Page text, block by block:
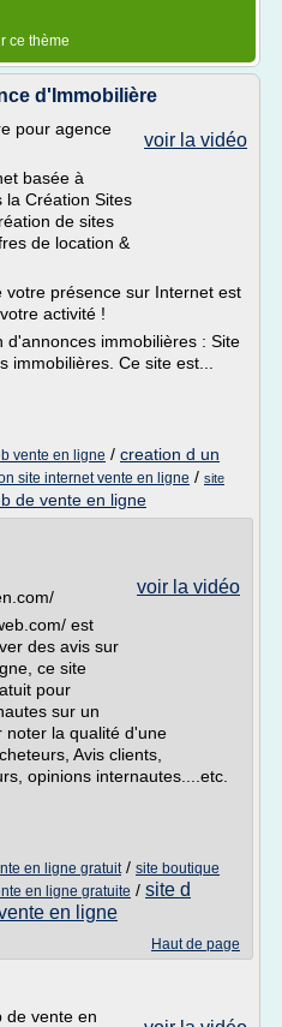
ce thème
d'Immobilière
voir la vidéo
pour agence
basée à
la Création Sites
de sites
de location &
votre présence sur Internet est
activité !
d'annonces immobilières : Site
immobilières. Ce site est...
vente en ligne / creation d un
site internet vente en ligne / site
de vente en ligne
voir la vidéo
est
des avis sur
ce site
pour
sur un
noter la qualité d'une
Avis clients,
opinions internautes....etc.
en ligne gratuit/ site boutique
en ligne gratuite / site d
en ligne
Haut de page
de vente en